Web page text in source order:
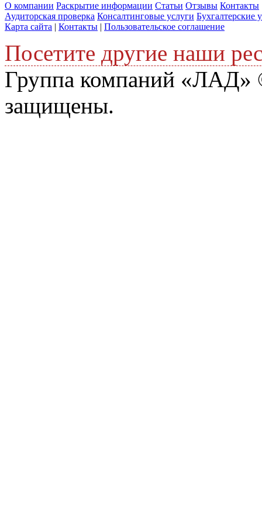
О компании Раскрытие информации Статьи Отзывы Контакты
Аудиторская проверка Консалтинговые услуги Бухгалтерские
Карта сайта | Контакты | Пользовательское соглашение
Посетите другие наши
Группа компаний «ЛАД»
защищены.